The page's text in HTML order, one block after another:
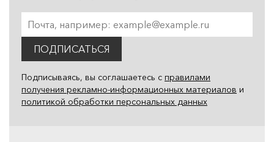
ПОДПИСАТЬСЯ
Подписываясь, вы соглашаетесь с правилами
получения рекламно-информационных материалов и
политикой обработки персональных данных